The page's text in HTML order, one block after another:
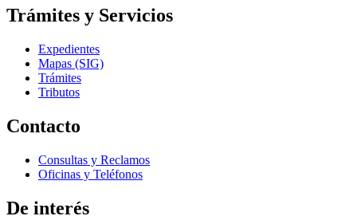
Trámites y Servicios
Expedientes
Mapas (SIG)
Trámites
Tributos
Contacto
Consultas y Reclamos
Oficinas y Teléfonos
De interés